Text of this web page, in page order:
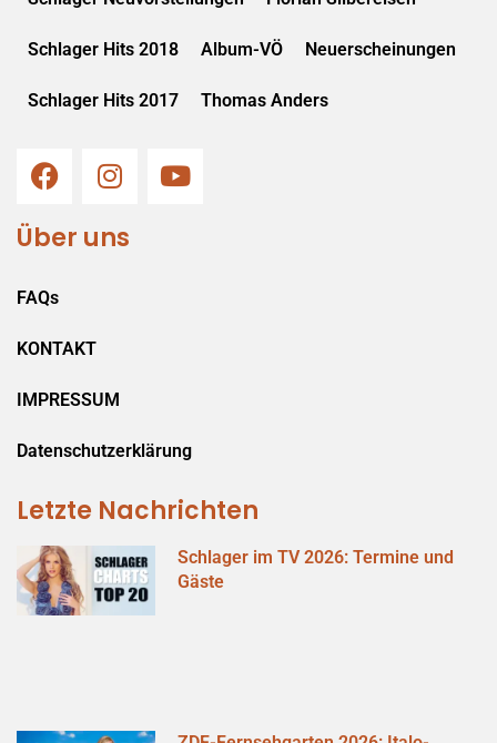
Schlager Hits 2018 Album-VÖ Neuerscheinungen
Schlager Hits 2017 Thomas Anders
Über uns
FAQs
KONTAKT
IMPRESSUM
Datenschutzerklärung
Letzte Nachrichten
Schlager im TV 2026: Termine und
Gäste